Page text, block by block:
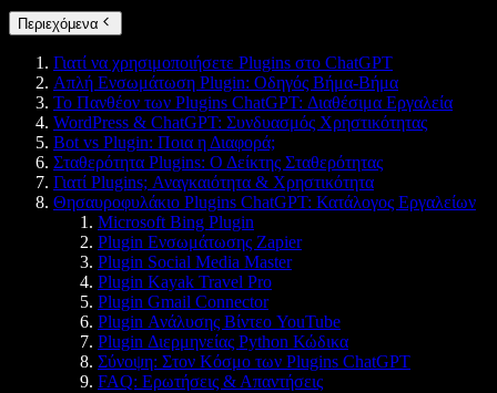
Περιεχόμενα
Γιατί να χρησιμοποιήσετε Plugins στο ChatGPT
Απλή Ενσωμάτωση Plugin: Οδηγός Βήμα-Βήμα
Το Πανθέον των Plugins ChatGPT: Διαθέσιμα Εργαλεία
WordPress & ChatGPT: Συνδυασμός Χρηστικότητας
Bot vs Plugin: Ποια η Διαφορά;
Σταθερότητα Plugins: Ο Δείκτης Σταθερότητας
Γιατί Plugins; Αναγκαιότητα & Χρηστικότητα
Θησαυροφυλάκιο Plugins ChatGPT: Κατάλογος Εργαλείων
Microsoft Bing Plugin
Plugin Ενσωμάτωσης Zapier
Plugin Social Media Master
Plugin Kayak Travel Pro
Plugin Gmail Connector
Plugin Ανάλυσης Βίντεο YouTube
Plugin Διερμηνείας Python Κώδικα
Σύνοψη: Στον Κόσμο των Plugins ChatGPT
FAQ: Ερωτήσεις & Απαντήσεις